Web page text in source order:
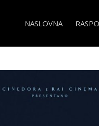
NASLOVNA